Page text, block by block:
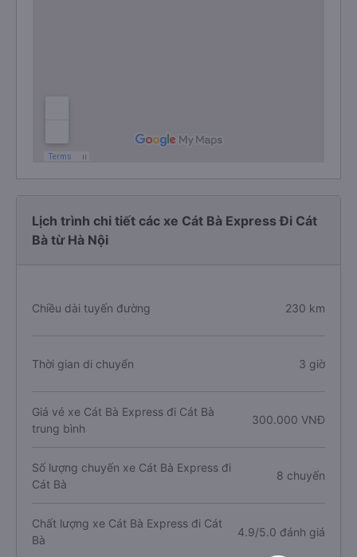
Lịch trình chi tiết các xe Cát Bà Express Đi Cát
Bà từ Hà Nội
Chiều dài tuyến đường 230 km
Thời gian di chuyển 3 giờ
Giá vé xe Cát Bà Express đi Cát Bà
trung bình
300.000 VNĐ
Số lượng chuyến xe Cát Bà Express đi
Cát Bà
8 chuyến
Chất lượng xe Cát Bà Express đi Cát
Bà
4.9/5.0 đánh giá